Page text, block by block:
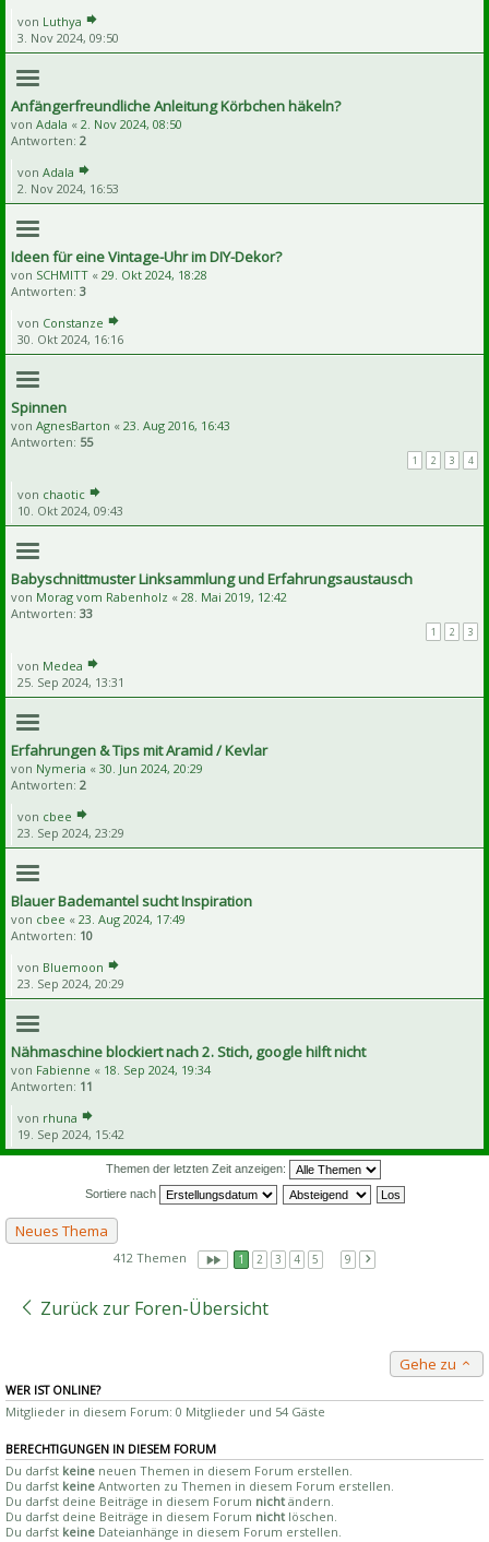
von Luthya
3. Nov 2024, 09:50
Anfängerfreundliche Anleitung Körbchen häkeln?
von Adala « 2. Nov 2024, 08:50
Antworten: 2
von Adala
2. Nov 2024, 16:53
Ideen für eine Vintage-Uhr im DIY-Dekor?
von SCHMITT « 29. Okt 2024, 18:28
Antworten: 3
von Constanze
30. Okt 2024, 16:16
Spinnen
von AgnesBarton « 23. Aug 2016, 16:43
Antworten: 55
1 2 3 4
von chaotic
10. Okt 2024, 09:43
Babyschnittmuster Linksammlung und Erfahrungsaustausch
von Morag vom Rabenholz « 28. Mai 2019, 12:42
Antworten: 33
1 2 3
von Medea
25. Sep 2024, 13:31
Erfahrungen & Tips mit Aramid / Kevlar
von Nymeria « 30. Jun 2024, 20:29
Antworten: 2
von cbee
23. Sep 2024, 23:29
Blauer Bademantel sucht Inspiration
von cbee « 23. Aug 2024, 17:49
Antworten: 10
von Bluemoon
23. Sep 2024, 20:29
Nähmaschine blockiert nach 2. Stich, google hilft nicht
von Fabienne « 18. Sep 2024, 19:34
Antworten: 11
von rhuna
19. Sep 2024, 15:42
Themen der letzten Zeit anzeigen:
Sortiere nach
Neues Thema
412 Themen 1 2 3 4 5 9
Zurück zur Foren-Übersicht
Gehe zu
WER IST ONLINE?
Mitglieder in diesem Forum: 0 Mitglieder und 54 Gäste
BERECHTIGUNGEN IN DIESEM FORUM
Du darfst keine neuen Themen in diesem Forum erstellen.
Du darfst keine Antworten zu Themen in diesem Forum erstellen.
Du darfst deine Beiträge in diesem Forum nicht ändern.
Du darfst deine Beiträge in diesem Forum nicht löschen.
Du darfst keine Dateianhänge in diesem Forum erstellen.